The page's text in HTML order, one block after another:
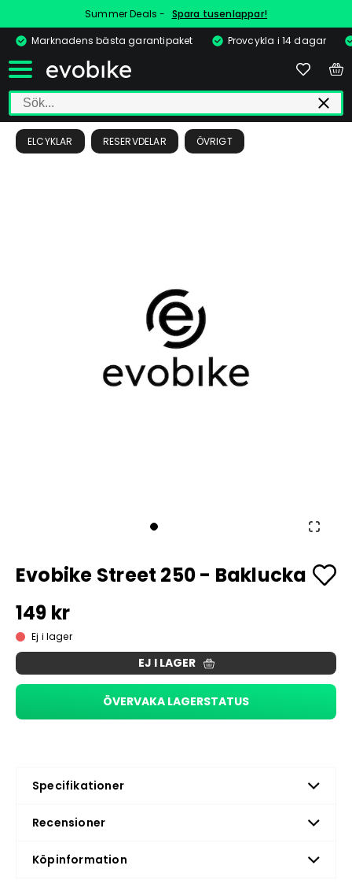
Summer Deals - Spara tusenlappar!
Marknadens bästa garantipaket
Provcykla i 14 dagar
ELCYKLAR RESERVDELAR ÖVRIGT
Evobike Street 250 - Baklucka
149 kr
Ej i lager
EJ I LAGER
ÖVERVAKA LAGERSTATUS
Specifikationer
Recensioner
Köpinformation